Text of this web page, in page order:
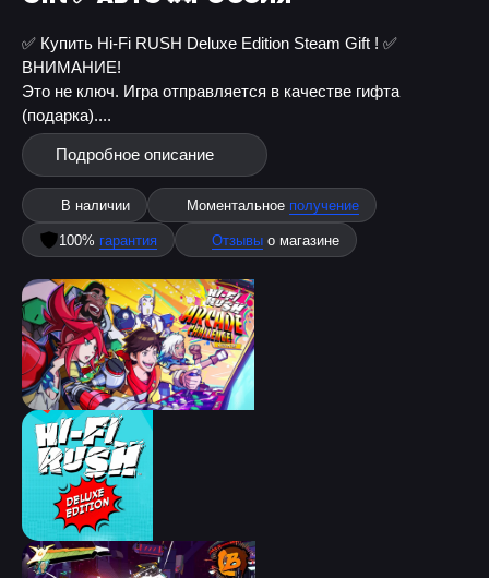
✅ Купить Hi-Fi RUSH Deluxe Edition Steam Gift ! ✅
ВНИМАНИЕ!
Это не ключ. Игра отправляется в качестве гифта
(подарка)....
Подробное описание
В наличии Моментальное получение
100% гарантия Отзывы о магазине